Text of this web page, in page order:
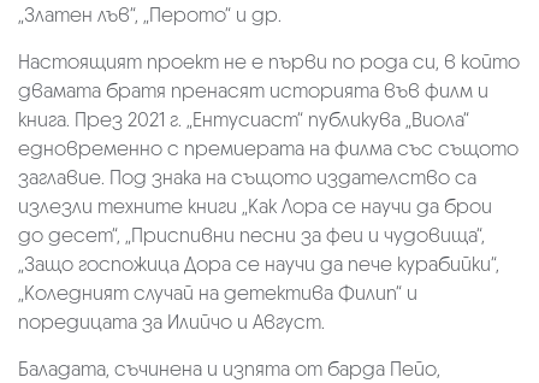
„Златен лъв“, „Перото“ и др.
Настоящият проект не е първи по рода си, в който
двамата братя пренасят историята във филм и
книга. През 2021 г. „Ентусиаст“ публикува „Виола“
едновременно с премиерата на филма със същото
заглавие. Под знака на същото издателство са
излезли техните книги „Как Лора се научи да брои
до десет“, „Приспивни песни за феи и чудовища“,
„Защо госпожица Дора се научи да пече курабийки“,
„Коледният случай на детектива Филип“ и
поредицата за Илийчо и Август.
Баладата, съчинена и изпята от барда Пейо,